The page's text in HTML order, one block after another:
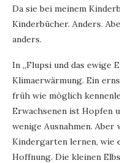
Da sie bei meinem
Kinderbücher. Anders.
anders.
In „Flupsi und das ewige
Klimaerwärmung. Ein
früh wie möglich
Erwachsenen ist Hopfen
wenige Ausnahmen.
Kindergarten lernen, wie
Hoffnung. Die kleinen